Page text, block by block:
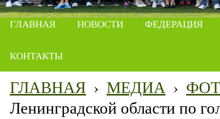
ГЛАВНАЯ НОВОСТИ ФЕДЕРАЦИЯ
КОНТАКТЫ
ГЛАВНАЯ › МЕДИА ›
Ленинградской области по